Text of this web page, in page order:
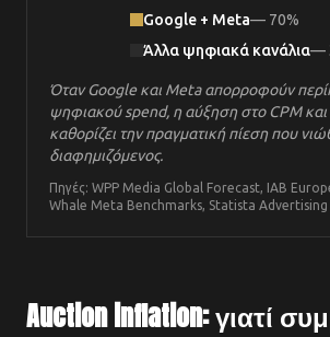
Google + Meta— 70%
Άλλα ψηφιακά κανάλια—
Όταν Google και Meta απορροφούν
ψηφιακού spend, η αύξηση στο CPM και
καθορίζει την πραγματική πίεση που
διαφημιζόμενος.
Πηγές: WPP Media Global Forecast, IAB
Whale Meta Benchmarks, Statista
Auction inflation: γιατί